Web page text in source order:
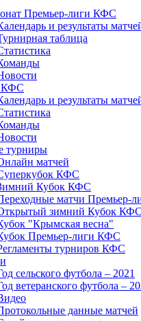
Премьер-лиги КФС
и результаты
таблица
КФС
и результаты
турниры
матчей
КФС
Кубок КФС
матчи Премьер-
зимний Кубок КФС
"Крымская весна"
Премьер-лиги КФС
турниров КФС
сельского футбола – 2021
ветеранского футбола –
данные матчей